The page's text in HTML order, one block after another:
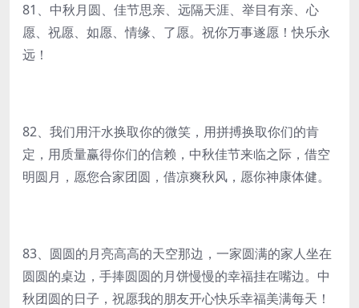
81、中秋月圆、佳节思亲、远隔天涯、举目有亲、心
愿、祝愿、如愿、情缘、了愿。祝你万事遂愿！快乐永
远！
82、我们用汗水换取你的微笑，用拼搏换取你们的肯
定，用质量赢得你们的信赖，中秋佳节来临之际，借空
明圆月，愿您合家团圆，借凉爽秋风，愿你神康体健。
83、圆圆的月亮高高的天空那边，一家圆满的家人坐在
圆圆的桌边，手捧圆圆的月饼慢慢的幸福挂在嘴边。中
秋团圆的日子，祝愿我的朋友开心快乐幸福美满每天！